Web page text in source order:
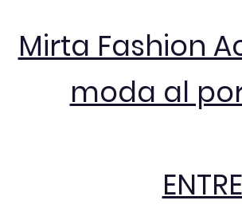
Mirta Fashion
moda al